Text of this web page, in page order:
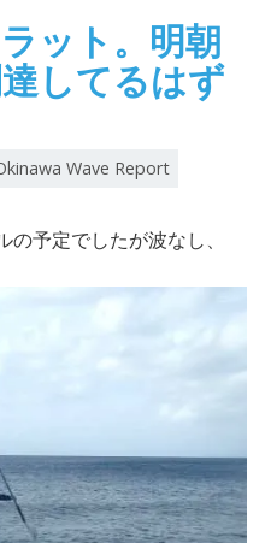
ット。明朝
してるはず
Wave Report
予定でしたが波なし、